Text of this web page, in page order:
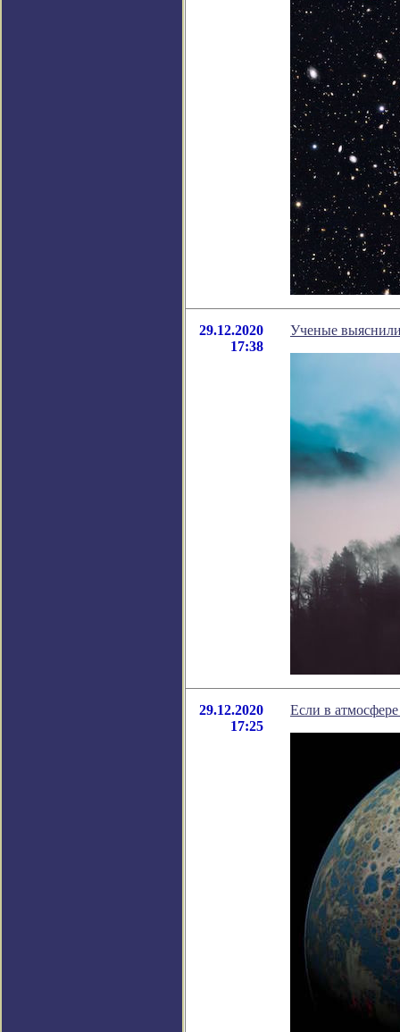
29.12.2020
17:38
Ученые
29.12.2020
17:25
Если в